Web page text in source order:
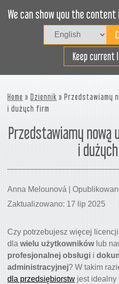
We can show you the
Keep current
Załaduj sprawnie
Home » Dziennik » Przedstawiamy
i dużych firm
Przedstawiamy nową
i
Anna Melounová |
Zaktualizowano: 17 lip 2025
Czy potrzebujesz więcej
dla wielu użytkownikówlub
profesjonalnej obsługi i
administracyjnej? W takim
dla przedsiębiorstw jest idealny